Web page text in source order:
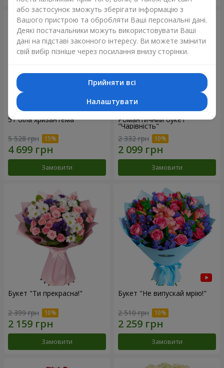
51 біла хризантема
5 528 грн
Замовити
Романтичний букет
"Чарівність"
2 332 грн
Замовити
Букет "Ти прекрасна!"
2 399 грн
Замовити
Букет "Не випускай мрію!"
2 510 грн
Замовити
або застосунок зможуть зберігати інформацію з
Вашого пристрою та обробляти Ваші персональні дані.
Деякі постачальники можуть використовувати Ваші
дані на підставі законного інтересу. Ви можете змінити
свій вибір пізніше через посилання внизу сторінки.
Прийняти всі
Налаштувати